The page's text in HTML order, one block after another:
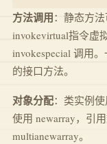
方法调用：静态方
invokevirtual指令虚
invokespecial 调用
的接口方法。
对象分配：类实例
使用 newarray，引
multianewarray。